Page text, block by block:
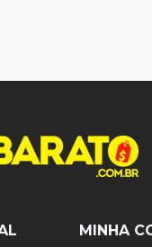
resistente:
em
segurança na
saber o aro de um
a altura
MINHA